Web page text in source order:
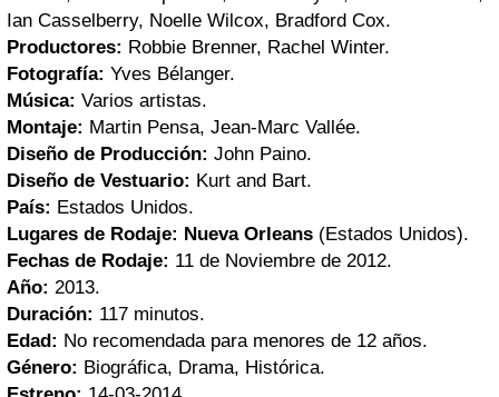
Ian Casselberry, Noelle Wilcox, Bradford Cox.
Productores: Robbie Brenner, Rachel Winter.
Fotografía: Yves Bélanger.
Música: Varios artistas.
Montaje: Martin Pensa, Jean-Marc Vallée.
Diseño de Producción: John Paino.
Diseño de Vestuario: Kurt and Bart.
País: Estados Unidos.
Lugares de Rodaje: Nueva Orleans (Estados Unidos).
Fechas de Rodaje: 11 de Noviembre de 2012.
Año: 2013.
Duración: 117 minutos.
Edad: No recomendada para menores de 12 años.
Género: Biográfica, Drama, Histórica.